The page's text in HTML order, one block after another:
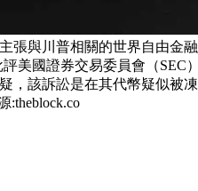
張與川普相關的世界自由金
評美國證券交易委員會（SEC
，該訴訟是在其代幣疑似被凍
:theblock.co